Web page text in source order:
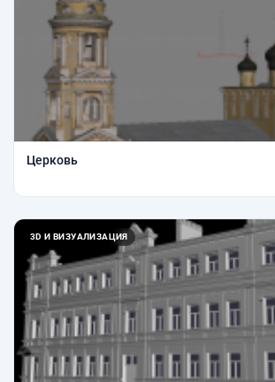
Церковь
3D И ВИЗУАЛИЗАЦИЯ